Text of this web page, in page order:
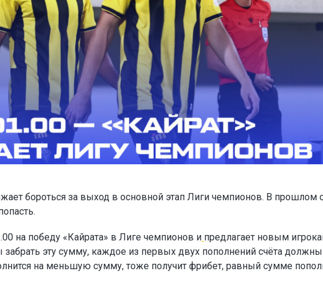
бороться за выход в основной этап Лиги чемпионов. В прошлом
на победу «Кайрата» в Лиге чемпионов и предлагает новым
забрать эту сумму, каждое из первых двух пополнений счёта
на меньшую сумму, тоже получит фрибет, равный сумме